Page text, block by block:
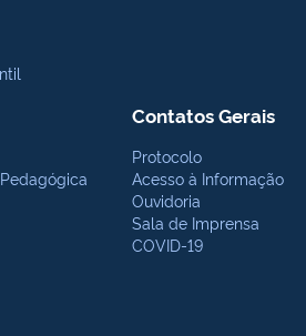
Contatos Gerais
Protocolo
Acesso à Informação
Ouvidoria
Sala de Imprensa
COVID-19